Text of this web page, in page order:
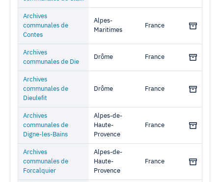
Archives
communales de
Contes
Alpes-
Maritimes
France
Archives
communales de Die
Drôme France
Archives
communales de
Dieulefit
Drôme France
Archives
communales de
Digne-les-Bains
Alpes-de-
Haute-
Provence
France
Archives
communales de
Forcalquier
Alpes-de-
Haute-
Provence
France